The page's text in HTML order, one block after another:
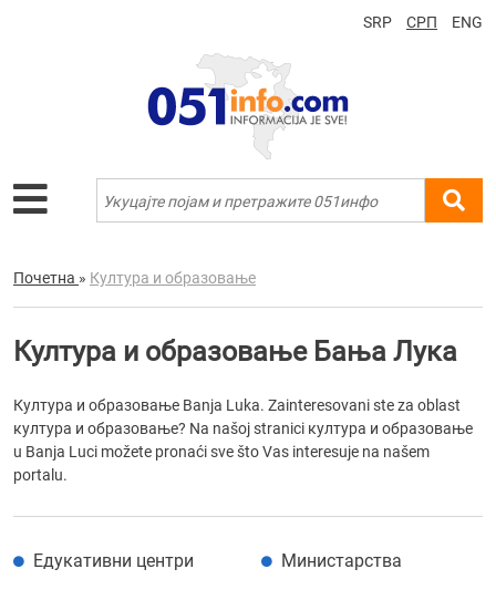
SRP СРП ENG
Почетна » Култура и образовање
Култура и образовање Бања Лука
Култура и образовање Banja Luka. Zainteresovani ste za oblast
култура и образовање? Na našoj stranici култура и образовање
u Banja Luci možete pronaći sve što Vas interesuje na našem
portalu.
Едукативни центри Министарства